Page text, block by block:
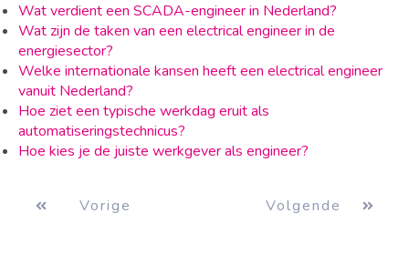
Wat verdient een SCADA-engineer in Nederland?
Wat zijn de taken van een electrical engineer in de
energiesector?
Welke internationale kansen heeft een electrical engineer
vanuit Nederland?
Hoe ziet een typische werkdag eruit als
automatiseringstechnicus?
Hoe kies je de juiste werkgever als engineer?
Vorige Volgende